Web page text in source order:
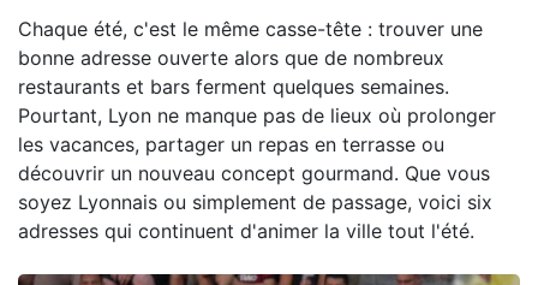
Chaque été, c'est le même casse-tête : trouver une
bonne adresse ouverte alors que de nombreux
restaurants et bars ferment quelques semaines.
Pourtant, Lyon ne manque pas de lieux où prolonger
les vacances, partager un repas en terrasse ou
découvrir un nouveau concept gourmand. Que vous
soyez Lyonnais ou simplement de passage, voici six
adresses qui continuent d'animer la ville tout l'été.